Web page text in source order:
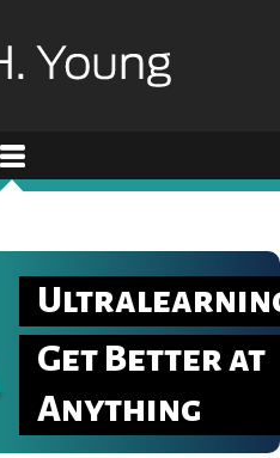
Get Better at
Anything